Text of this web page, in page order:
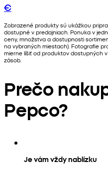
€
Zobrazené produkty sú ukážkou
dostupné v predajniach. Ponuka v
ceny, množstva a dostupnosti
na vybraných miestach). Fotografie
mierne líšiť od produktov dostupných
zásob.
Prečo
Pepco?
Je vám vždy nablízku